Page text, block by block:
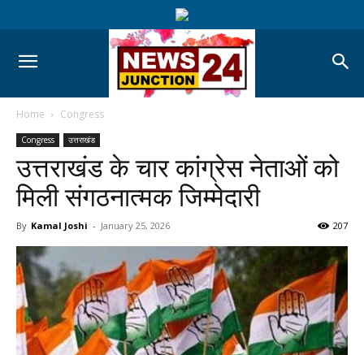
Home Congress
Congress उत्तराखंड
उत्तराखंड के चार कांग्रेस नेताओं को
मिली संगठनात्मक जिम्मेदारी
By Kamal Joshi - January 25, 2026 207